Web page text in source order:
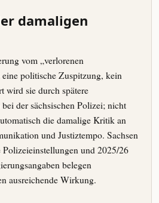
damaligen
vom „verlorenen
politische Zuspitzung, kein
wird sie durch spätere
der sächsischen Polizei; nicht
die damalige Kritik an
und Justiztempo. Sachsen
und 2025/26
belegen
ausreichende Wirkung.